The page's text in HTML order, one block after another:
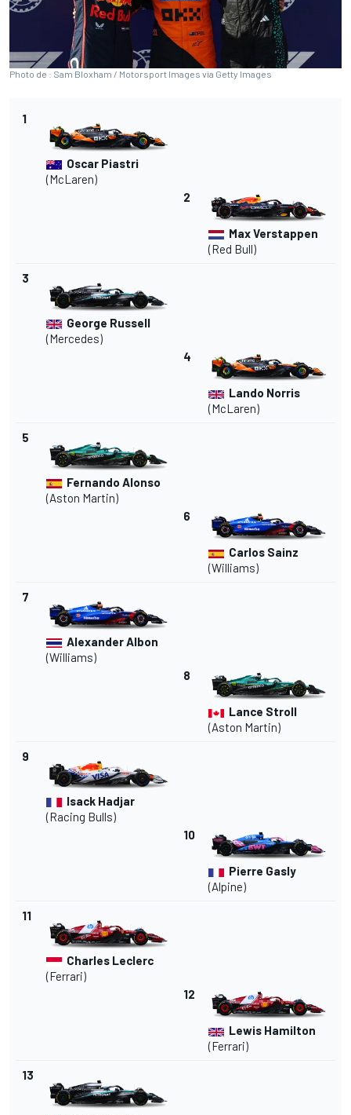
Photo de : Sam Bloxham / Motorsport Images via Getty Images
1
Oscar Piastri
(McLaren)
2
Max Verstappen
(Red Bull)
3
George Russell
(Mercedes)
4
Lando Norris
(McLaren)
5
Fernando Alonso
(Aston Martin)
6
Carlos Sainz
(Williams)
7
Alexander Albon
(Williams)
8
Lance Stroll
(Aston Martin)
9
Isack Hadjar
(Racing Bulls)
10
Pierre Gasly
(Alpine)
11
Charles Leclerc
(Ferrari)
12
Lewis Hamilton
(Ferrari)
13